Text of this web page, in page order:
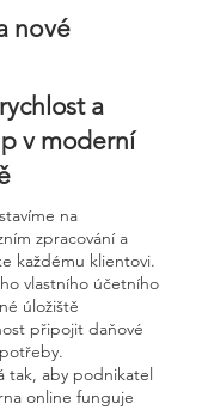
nové
a
v moderní
na
zpracování a
každému klientovi.
vlastního účetního
úložiště
připojit daňové
tak, aby podnikatel
online funguje